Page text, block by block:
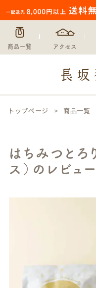
商品一覧 アクセス
トップページ 商品一覧
はちみつとろ
ス）のレビュー